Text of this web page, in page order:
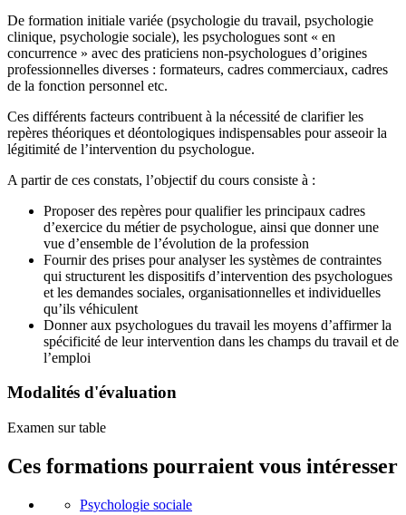
De formation initiale variée (psychologie du travail, psychologie
clinique, psychologie sociale), les psychologues sont « en
concurrence » avec des praticiens non-psychologues d’origines
professionnelles diverses : formateurs, cadres commerciaux, cadres
de la fonction personnel etc.
Ces différents facteurs contribuent à la nécessité de clarifier les
repères théoriques et déontologiques indispensables pour asseoir la
légitimité de l’intervention du psychologue.
A partir de ces constats, l’objectif du cours consiste à :
Proposer des repères pour qualifier les principaux cadres
d’exercice du métier de psychologue, ainsi que donner une
vue d’ensemble de l’évolution de la profession
Fournir des prises pour analyser les systèmes de contraintes
qui structurent les dispositifs d’intervention des psychologues
et les demandes sociales, organisationnelles et individuelles
qu’ils véhiculent
Donner aux psychologues du travail les moyens d’affirmer la
spécificité de leur intervention dans les champs du travail et de
l’emploi
Modalités d'évaluation
Examen sur table
Ces formations pourraient vous intéresser
Psychologie sociale